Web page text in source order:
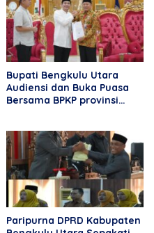
Bupati Bengkulu Utara
Audiensi dan Buka Puasa
Bersama BPKP provinsi
Paripurna DPRD Kabupaten